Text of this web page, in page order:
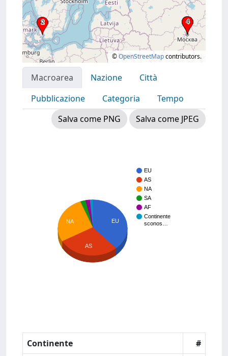
©OpenStreetMapcontributors.
Macroarea Nazione
Città
Pubblicazione
Categoria
Tempo
Salva come PNG
Salva come JPEG
EU
AS
NA
SA
AF
Continente
sconos…
EU
NA
AS
Continente
#